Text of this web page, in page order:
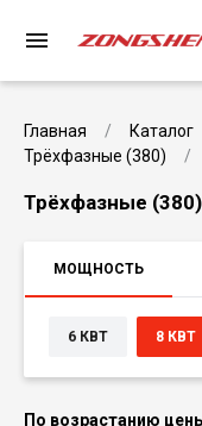
Главная Каталог
Трёхфазные (380)
Трёхфазные
МОЩНОСТЬ
6 КВТ 8 КВТ
По возрастанию